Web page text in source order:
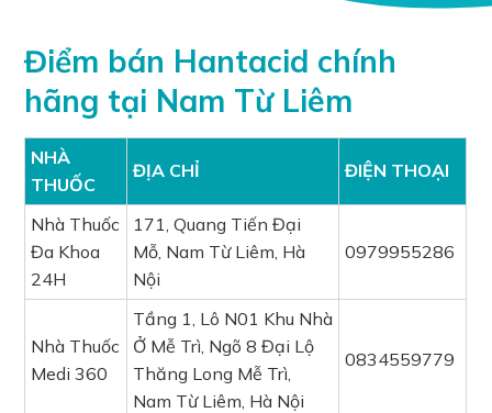
Điểm bán Hantacid chính
hãng tại Nam Từ Liêm
NHÀ
THUỐC
ĐỊA CHỈ ĐIỆN THOẠI
Nhà Thuốc
Đa Khoa
24H
171, Quang Tiến Đại
Mỗ, Nam Từ Liêm, Hà
Nội
0979955286
Nhà Thuốc
Medi 360
Tầng 1, Lô N01 Khu Nhà
Ở Mễ Trì, Ngõ 8 Đại Lộ
Thăng Long Mễ Trì,
Nam Từ Liêm, Hà Nội
0834559779